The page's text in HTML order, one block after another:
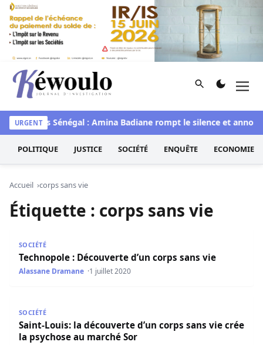
Aller au contenu
Kéwoulo, le premier site d'information et d'investigation
Rechercher
URGENT
Miss Sénégal : Amina Badiane rompt le silence et
POLITIQUE JUSTICE SOCIÉTÉ ENQUÊTE ECONOMIE
Accueil corps sans vie
Étiquette : corps sans vie
SOCIÉTÉ
Technopole : Découverte d’un corps sans vie
Alassane Dramane 1 juillet 2020
SOCIÉTÉ
Saint-Louis: la découverte d’un corps sans vie crée
la psychose au marché Sor